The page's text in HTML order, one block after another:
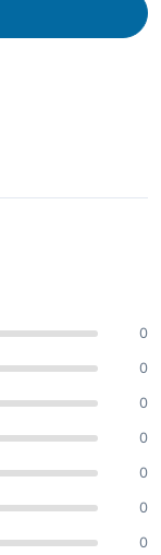
0
0
0
0
0
0
0